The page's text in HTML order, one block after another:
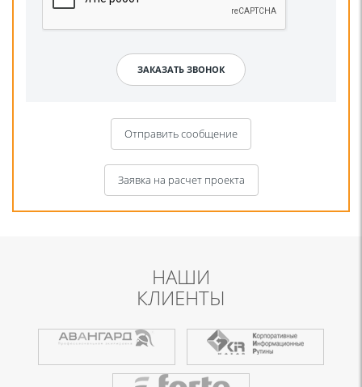
Отправить сообщение
Заявка на расчет проекта
НАШИ
КЛИЕНТЫ